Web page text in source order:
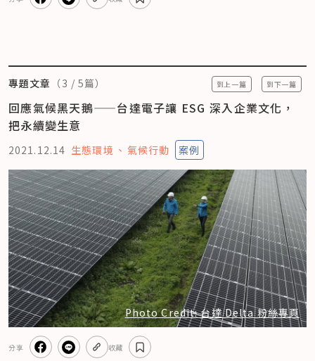
專題文章 （3 /5篇） 到上一篇 到下一篇
回應氣候黑天鵝——台達電子讓 ESG 深入企業文化，
把永續變生意
2021.12.14 生態環境 氣候行動 案例
Photo Credit: 台達 Delta 粉絲專頁
分享 收藏